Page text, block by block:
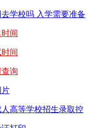
学校吗 入学需要准备
间
间
询
片
高等学校招生录取控